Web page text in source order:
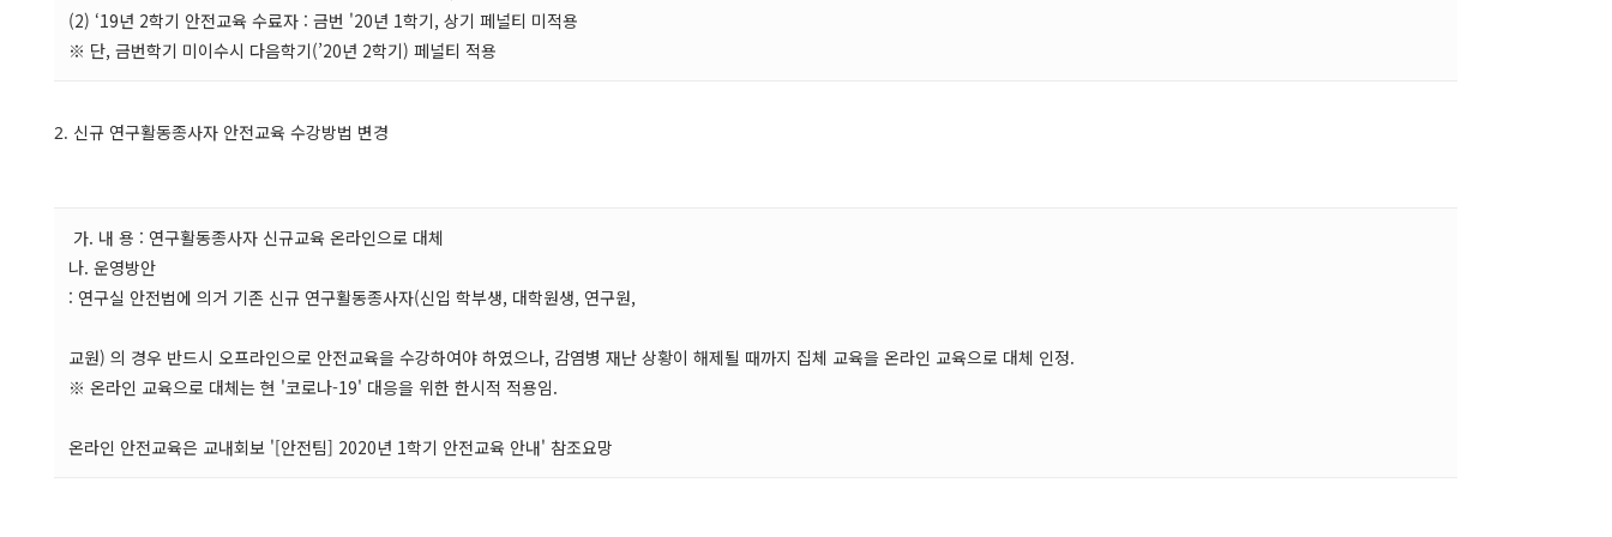
(2) ‘19년 2학기 안전교육 수료자 : 금번 '20년 1학기, 상기 페널티 미적용
※ 단, 금번학기 미이수시 다음학기(’20년 2학기) 페널티 적용
2. 신규 연구활동종사자 안전교육 수강방법 변경
가. 내 용 : 연구활동종사자 신규교육 온라인으로 대체
나. 운영방안
: 연구실 안전법에 의거 기존 신규 연구활동종사자(신입 학부생, 대학원생, 연구원,
교원) 의 경우 반드시 오프라인으로 안전교육을 수강하여야 하였으나, 감염병 재난 상황이 해제될 때까지 집체 교육을 온라인 교육으로 대체 인정.
※ 온라인 교육으로 대체는 현 '코로나-19' 대응을 위한 한시적 적용임.
온라인 안전교육은 교내회보 '[안전팀] 2020년 1학기 안전교육 안내' 참조요망